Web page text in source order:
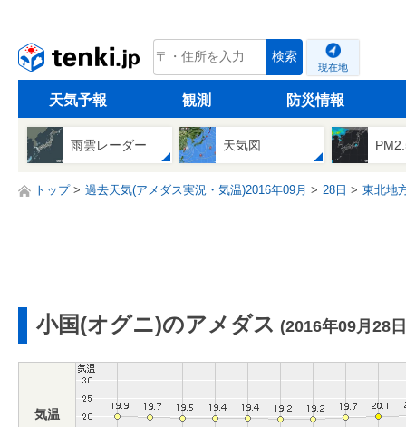
tenki.jp 検索
現在地
天気予報 観測 防災情報
雨雲レーダー 天気図
トップ 過去天気(アメダス実況・気温)2016年09月 28日 東北地
小国(オグニ)のアメダス (2016年09月28
気温